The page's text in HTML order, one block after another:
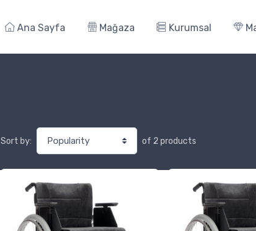
Ana Sayfa Mağaza Kurumsal
Sort by: of 2 products